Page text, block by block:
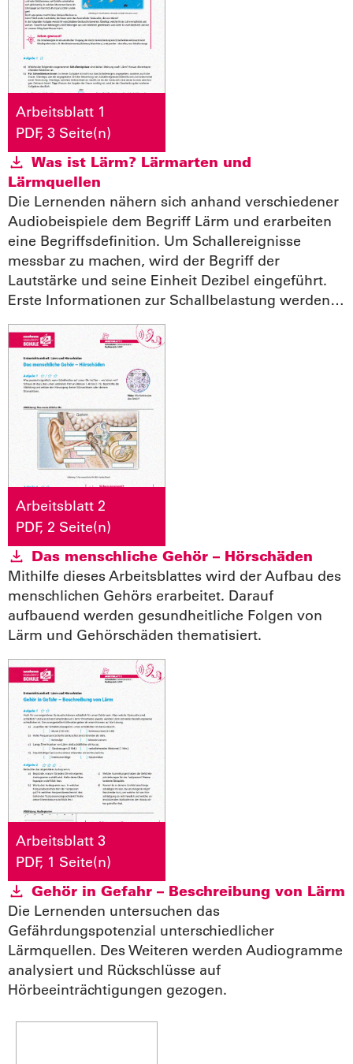
Arbeitsblatt 1
PDF, 3 Seite(n)
Was ist Lärm? Lärmarten und
Lärmquellen
Die Lernenden nähern sich anhand verschiedener
Audiobeispiele dem Begriff Lärm und erarbeiten
eine Begriffsdefinition. Um Schallereignisse
messbar zu machen, wird der Begriff der
Lautstärke und seine Einheit Dezibel eingeführt.
Erste Informationen zur Schallbelastung werden…
Arbeitsblatt 2
PDF, 2 Seite(n)
Das menschliche Gehör – Hörschäden
Mithilfe dieses Arbeitsblattes wird der Aufbau des
menschlichen Gehörs erarbeitet. Darauf
aufbauend werden gesundheitliche Folgen von
Lärm und Gehörschäden thematisiert.
Arbeitsblatt 3
PDF, 1 Seite(n)
Gehör in Gefahr – Beschreibung von Lärm
Die Lernenden untersuchen das
Gefährdungspotenzial unterschiedlicher
Lärmquellen. Des Weiteren werden Audiogramme
analysiert und Rückschlüsse auf
Hörbeeinträchtigungen gezogen.